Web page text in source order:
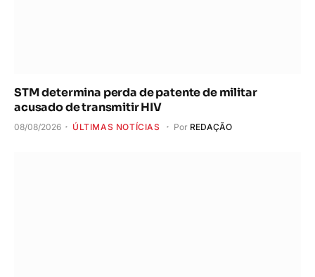
STM determina perda de patente de militar
acusado de transmitir HIV
08/08/2026 ÚLTIMAS NOTÍCIAS Por REDAÇÃO